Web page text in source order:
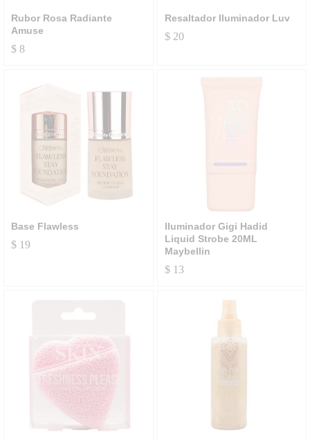
Rubor Rosa Radiante
Amuse
$ 8
Resaltador Iluminador Luv
$20
Base Flawless
$ 19
Iluminador Gigi Hadid
Liquid Strobe 20ML
Maybellin
$13